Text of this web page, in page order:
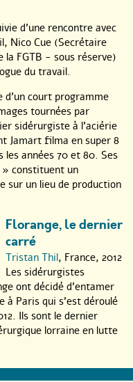
d’une rencontre avec
Nico Cue (Secrétaire
la FGTB - sous réserve)
du travail.
d’un court programme
tournées par
sidérurgiste à l’aciérie
Jamart filma en super 8
les années 70 et 80. Ses
» constituent un
sur un lieu de production
Florange, le dernier
carré
Tristan Thil, France, 2012
Les sidérurgistes
ont décidé d’entamer
à Paris qui s’est déroulé
Ils sont le dernier
lorraine en lutte